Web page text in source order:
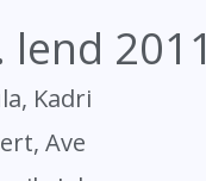
lend 2011
Kadri
Ave